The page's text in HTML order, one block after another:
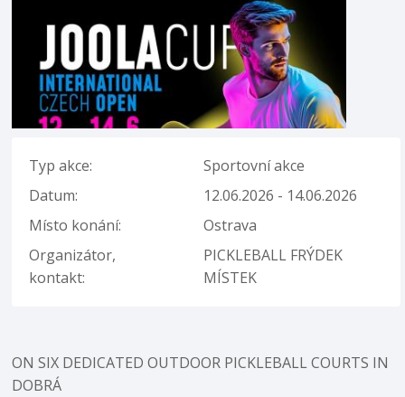
Typ akce:
Sportovní akce
Datum:
12.06.2026 - 14.06.2026
Místo konání:
Ostrava
Organizátor,
kontakt:
PICKLEBALL FRÝDEK
MÍSTEK
ON SIX DEDICATED OUTDOOR PICKLEBALL COURTS IN
DOBRÁ